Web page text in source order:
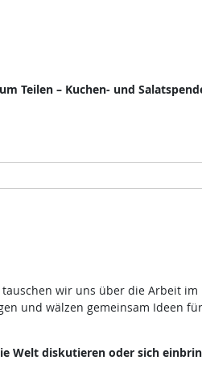
Teilen – Kuchen- und
wir uns über die Arbeit im
und wälzen gemeinsam Ideen für
Welt diskutieren oder sich